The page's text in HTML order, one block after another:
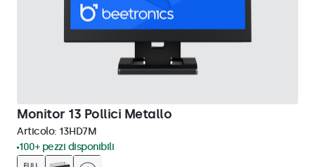
Monitor 13 Pollici Metallo
Articolo: 13HD7M
100+ pezzi disponibili